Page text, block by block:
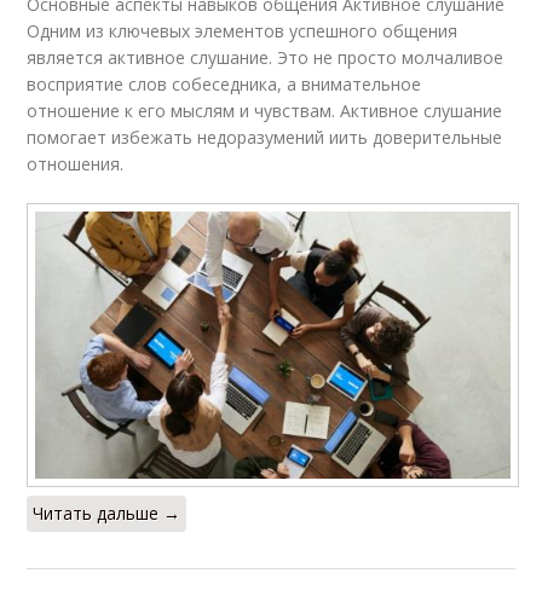
Одним из ключевых элементов успешного общения
является активное слушание. Это не просто молчаливое
восприятие слов собеседника, а внимательное
отношение к его мыслям и чувствам. Активное слушание
помогает избежать недоразумений иить доверительные
отношения.
Читать дальше →